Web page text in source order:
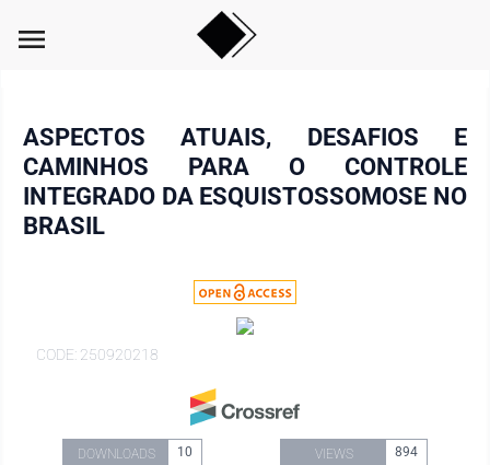
menu
ASPECTOS ATUAIS, DESAFIOS E
CAMINHOS PARA O CONTROLE
INTEGRADO DA ESQUISTOSSOMOSE NO
BRASIL
CODE: 250920218
DOWNLOADS 10 VIEWS 894